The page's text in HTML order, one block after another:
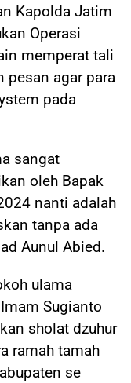
Kapolda Jatim
Operasi
memperat tali
pesan agar para
pada
sangat
oleh Bapak
nanti adalah
tanpa ada
Aunul Abied.
ulama
Sugianto
sholat dzuhur
ramah tamah
se